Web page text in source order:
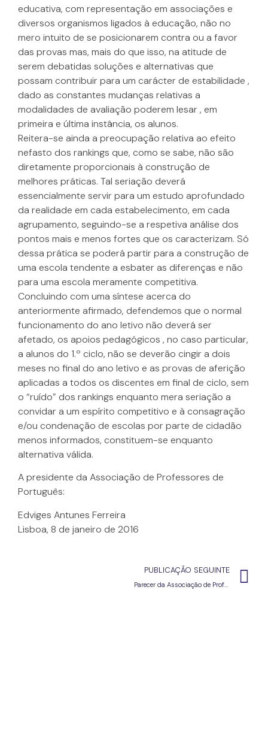
educativa, com representação em associações e
diversos organismos ligados à educação, não no
mero intuito de se posicionarem contra ou a favor
das provas mas, mais do que isso, na atitude de
serem debatidas soluções e alternativas que
possam contribuir para um carácter de estabilidade ,
dado as constantes mudanças relativas a
modalidades de avaliação poderem lesar , em
primeira e última instância, os alunos.
Reitera-se ainda a preocupação relativa ao efeito
nefasto dos rankings que, como se sabe, não são
diretamente proporcionais à construção de
melhores práticas. Tal seriação deverá
essencialmente servir para um estudo aprofundado
da realidade em cada estabelecimento, em cada
agrupamento, seguindo-se a respetiva análise dos
pontos mais e menos fortes que os caracterizam. Só
dessa prática se poderá partir para a construção de
uma escola tendente a esbater as diferenças e não
para uma escola meramente competitiva.
Concluindo com uma síntese acerca do
anteriormente afirmado, defendemos que o normal
funcionamento do ano letivo não deverá ser
afetado, os apoios pedagógicos , no caso particular,
a alunos do 1.º ciclo, não se deverão cingir a dois
meses no final do ano letivo e as provas de aferição
aplicadas a todos os discentes em final de ciclo, sem
o “ruído” dos rankings enquanto mera seriação a
convidar a um espírito competitivo e à consagração
e/ou condenação de escolas por parte de cidadão
menos informados, constituem-se enquanto
alternativa válida.
A presidente da Associação de Professores de
Português:
Edviges Antunes Ferreira
Lisboa, 8 de janeiro de 2016
PUBLICAÇÃO SEGUINTE
Parecer da Associação de Professores de Português sobre a Prova 91: Português de 9.º ano , 17/6/2016